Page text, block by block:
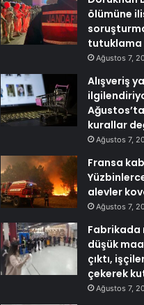
ölümüne
tutuklama
Ağustos 7,
Alışveriş
kurallar
Ağustos 7,
Fransa
alevler
Ağustos 7,
Fabrikada
düşük
çıktı,
çekerek
Ağustos 7,